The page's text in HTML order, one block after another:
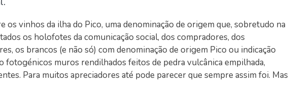
os vinhos da ilha do Pico, uma denominação de origem que, sobretudo na
os holofotes da comunicação social, dos compradores, dos
os brancos (e não só) com denominação de origem Pico ou indicação
fotogénicos muros rendilhados feitos de pedra vulcânica empilhada,
Para muitos apreciadores até pode parecer que sempre assim foi. Mas